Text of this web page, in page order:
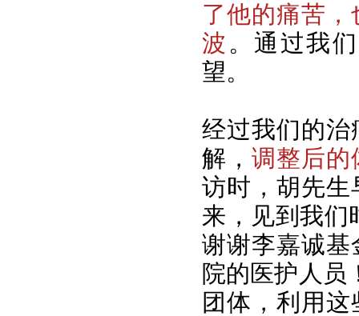
了他的痛苦
波 。通过我
望。
经过我们的
解，调整后的
访时，胡先
来，见到我们
谢谢李嘉诚
院的医护人员
团体，利用